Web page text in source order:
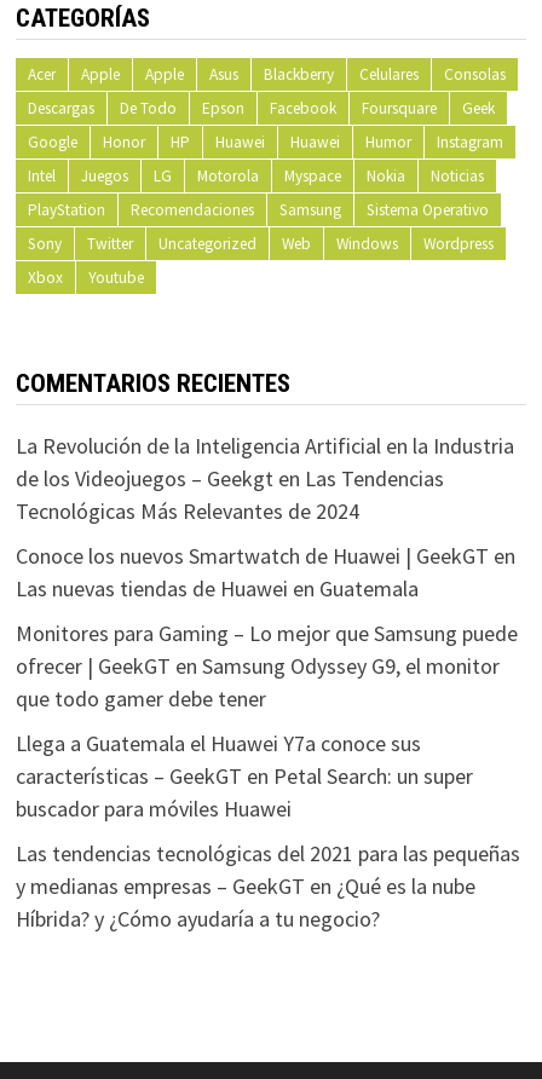
CATEGORÍAS
Acer Apple Apple Asus Blackberry Celulares
Consolas
Descargas
De Todo Epson Facebook Foursquare
Geek
Google
Honor HP Huawei Huawei Humor
Instagram
Intel
Juegos LG Motorola Myspace Nokia
Noticias
PlayStation
Recomendaciones Samsung
Sistema Operativo
Sony
Twitter Uncategorized Web Windows
Wordpress
Xbox
Youtube
COMENTARIOS RECIENTES
La Revolución de la Inteligencia Artificial en la Industria
de los Videojuegos – Geekgten Las Tendencias
Tecnológicas Más Relevantes de 2024
Conoce los nuevos Smartwatch de Huawei | GeekGT en
Las nuevas tiendas de Huawei en Guatemala
Monitores para Gaming – Lo mejor que Samsung puede
ofrecer | GeekGT en Samsung Odyssey G9, el monitor
que todo gamer debe tener
Llega a Guatemala el Huawei Y7a conoce sus
características – GeekGT en Petal Search: un super
buscador para móviles Huawei
Las tendencias tecnológicas del 2021 para las pequeñas
y medianas empresas – GeekGT en ¿Qué es la nube
Híbrida? y ¿Cómo ayudaría a tu negocio?